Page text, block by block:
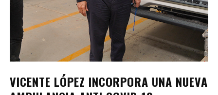
VICENTE LÓPEZ INCORPORA UNA NUEVA